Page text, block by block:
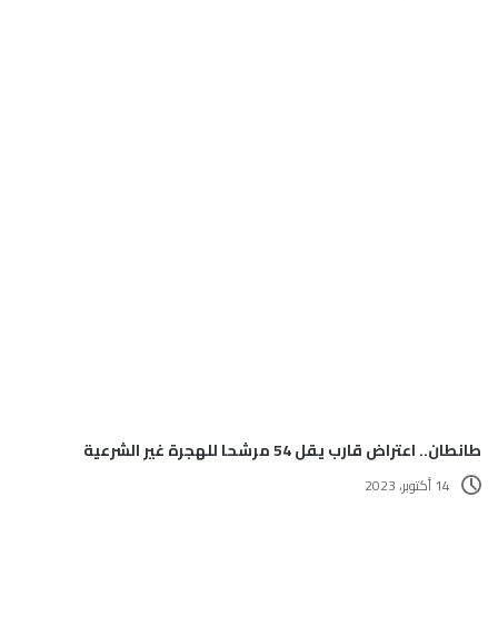
طانطان.. اعتراض قارب يقل 54 مرشحا للهجرة غير الشرعية
14 أكتوبر، 2023